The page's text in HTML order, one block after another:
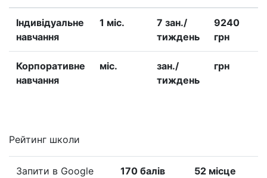
Iндивідуальне
навчання
1 міс.
7 зан./
тиждень
9240
грн
Корпоративне
навчання
міс.
зан./
тиждень
грн
Рейтинг школи
Запити в Google 170 балів 52 місце